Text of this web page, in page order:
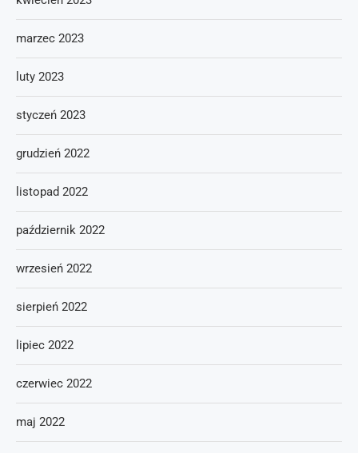
marzec 2023
luty 2023
styczeń 2023
grudzień 2022
listopad 2022
październik 2022
wrzesień 2022
sierpień 2022
lipiec 2022
czerwiec 2022
maj 2022